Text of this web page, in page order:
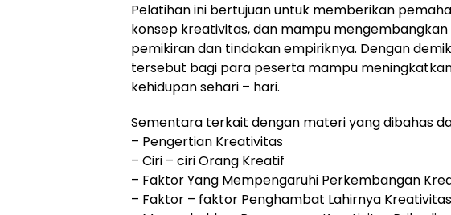
Pelatihan ini bertujuan untuk memberikan
konsep kreativitas, dan mampu
pemikiran dan tindakan empiriknya. Dengan
tersebut bagi para peserta mampu
kehidupan sehari – hari.
Sementara terkait dengan materi yang dibahas
– Pengertian Kreativitas
– Ciri – ciri Orang Kreatif
– Faktor Yang Mempengaruhi Perkembangan
– Faktor – faktor Penghambat Lahirnya Kreativitas